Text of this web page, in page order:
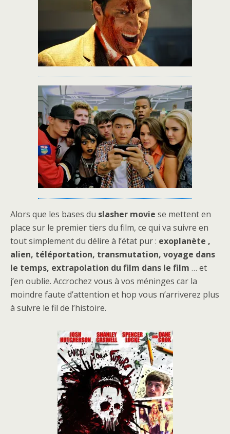
Alors que les bases du slasher movie se mettent en
place sur le premier tiers du film, ce qui va suivre en
tout simplement du délire à l’état pur : exoplanète ,
alien, téléportation, transmutation, voyage dans
le temps, extrapolation du film dans le film … et
j’en oublie. Accrochez vous à vos méninges car la
moindre faute d’attention et hop vous n’arriverez plus
à suivre le fil de l’histoire.